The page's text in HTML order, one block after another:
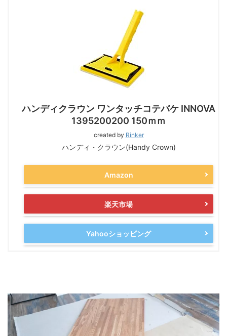
ハンディクラウン ワンタッチコテバケ INNOVA
1395200200 150ｍｍ
created by Rinker
ハンディ・クラウン(Handy Crown)
Amazon
楽天市場
Yahooショッピング